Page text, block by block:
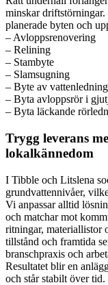
minskar
planerade byten och
– Avloppsrenovering
– Relining
– Stambyte
– Slamsugning
– Byte av
– Byta avloppsrör i
– Byta läckande
Trygg leverans
lokalkännedom
I Tibble och Litslena
grundvattennivåer,
Vi anpassar alltid
och matchar mot
ritningar, materiallistor
tillstånd och framtida
branschpraxis och
Resultatet blir en
och står stabilt över tid.